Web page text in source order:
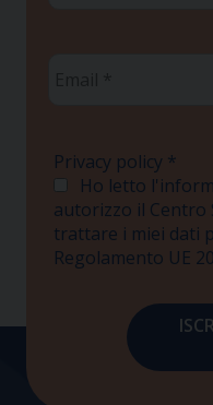
Privacy policy *
Ho letto
autorizzo il Centro
trattare i miei dati
Regolamento UE